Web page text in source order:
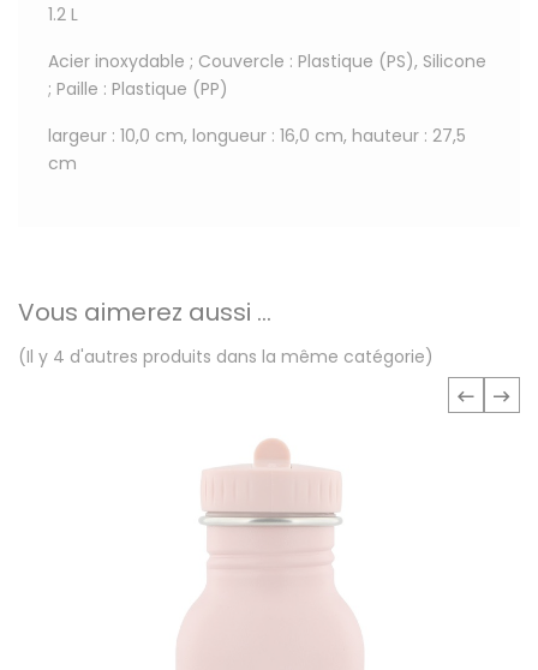
1.2 L
Acier inoxydable ; Couvercle : Plastique (PS), Silicone
; Paille : Plastique (PP)
largeur : 10,0 cm, longueur : 16,0 cm, hauteur : 27,5
cm
Vous aimerez aussi ...
(Il y 4 d'autres produits dans la même catégorie)